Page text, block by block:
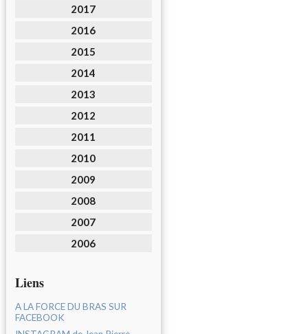
2017
2016
2015
2014
2013
2012
2011
2010
2009
2008
2007
2006
Liens
A LA FORCE DU BRAS SUR
FACEBOOK